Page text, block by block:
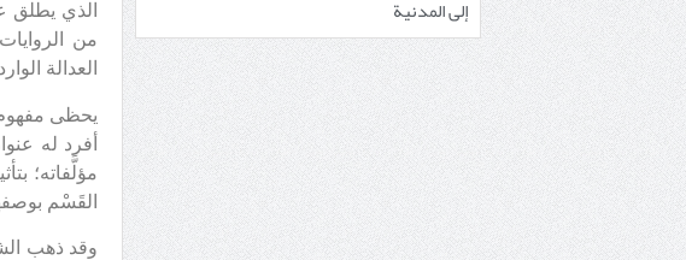
إلى المدنية
الذي يطلق
من
العدالة
يحظى مفهوم
أفرد له
مؤلَّفاته؛
القَسْم
وقد ذهب